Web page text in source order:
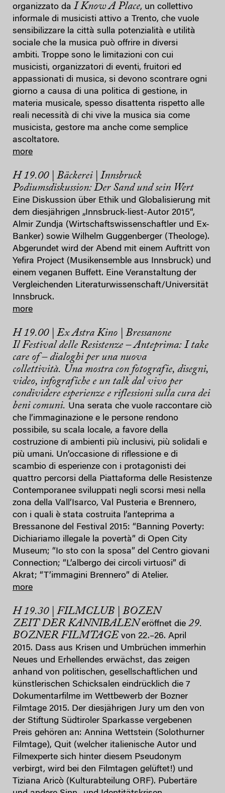
organizzato da I Know A Place, un collettivo
informale di musicisti attivo a Trento, che vuole
sensibilizzare la città sulla potenzialità e utilità
sociale che la musica può offrire in diversi
ambiti. Troppe sono le limitazioni con cui
musicisti, organizzatori di eventi, fruitori ed
appassionati di musica, si devono scontrare ogni
giorno a causa di una politica di gestione, in
materia musicale, spesso disattenta rispetto alle
reali necessità di chi vive la musica sia come
musicista, gestore ma anche come semplice
ascoltatore.
more
H 19.00 | Bäckerei | Innsbruck
Podiumsdiskussion: Der Sand und sein Wert
Eine Diskussion über Ethik und Globalisierung mit
dem diesjährigen „Innsbruck-liest-Autor 2015“,
Almir Zundja (Wirtschaftswissenschaftler und Ex-
Banker) sowie Wilhelm Guggenberger (Theologe).
Abgerundet wird der Abend mit einem Auftritt von
Yefira Project (Musikensemble aus Innsbruck) und
einem veganen Buffett. Eine Veranstaltung der
Vergleichenden Literaturwissenschaft/Universität
Innsbruck.
more
H 19.00 | Ex Astra Kino | Bressanone
Il Festival delle Resistenze – Anteprima: I take
care of – dialoghi per una nuova
collettività. Una mostra con fotografie, disegni,
video, infografiche e un talk dal vivo per
condividere esperienze e riflessioni sulla cura dei
beni comuni. Una serata che vuole raccontare ciò
che l’immaginazione e le persone rendono
possibile, su scala locale, a favore della
costruzione di ambienti più inclusivi, più solidali e
più umani. Un’occasione di riflessione e di
scambio di esperienze con i protagonisti dei
quattro percorsi della Piattaforma delle Resistenze
Contemporanee sviluppati negli scorsi mesi nella
zona della Vall’Isarco, Val Pusteria e Brennero,
con i quali è stata costruita l’anteprima a
Bressanone del Festival 2015: “Banning Poverty:
Dichiariamo illegale la povertà” di Open City
Museum; “Io sto con la sposa” del Centro giovani
Connection; “L’albergo dei circoli virtuosi” di
Akrat; “T’immagini Brennero” di Atelier.
more
H 19.30 | FILMCLUB | BOZEN
ZEIT DER KANNIBALENeröffnet die 29.
BOZNER FILMTAGE von 22.–26. April
2015. Dass aus Krisen und Umbrüchen immerhin
Neues und Erhellendes erwächst, das zeigen
anhand von politischen, gesellschaftlichen und
künstlerischen Schicksalen eindrücklich die 7
Dokumentarfilme im Wettbewerb der Bozner
Filmtage 2015. Der diesjährigen Jury um den von
der Stiftung Südtiroler Sparkasse vergebenen
Preis gehören an: Annina Wettstein (Solothurner
Filmtage), Quit (welcher italienische Autor und
Filmexperte sich hinter diesem Pseudonym
verbirgt, wird bei den Filmtagen gelüftet!) und
Tiziana Aricò (Kulturabteilung ORF). Pubertäre